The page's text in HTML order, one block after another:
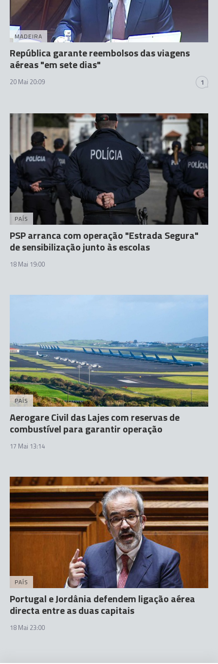
MADEIRA
República garante reembolsos das viagens
aéreas "em sete dias"
20 Mai 20:09 1
PAÍS
PSP arranca com operação "Estrada Segura"
de sensibilização junto às escolas
18 Mai 19:00
PAÍS
Aerogare Civil das Lajes com reservas de
combustível para garantir operação
17 Mai 13:14
PAÍS
Portugal e Jordânia defendem ligação aérea
directa entre as duas capitais
18 Mai 23:00